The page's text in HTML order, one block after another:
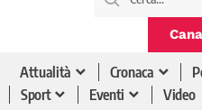
Attualità Cronaca
Sport
Eventi Video